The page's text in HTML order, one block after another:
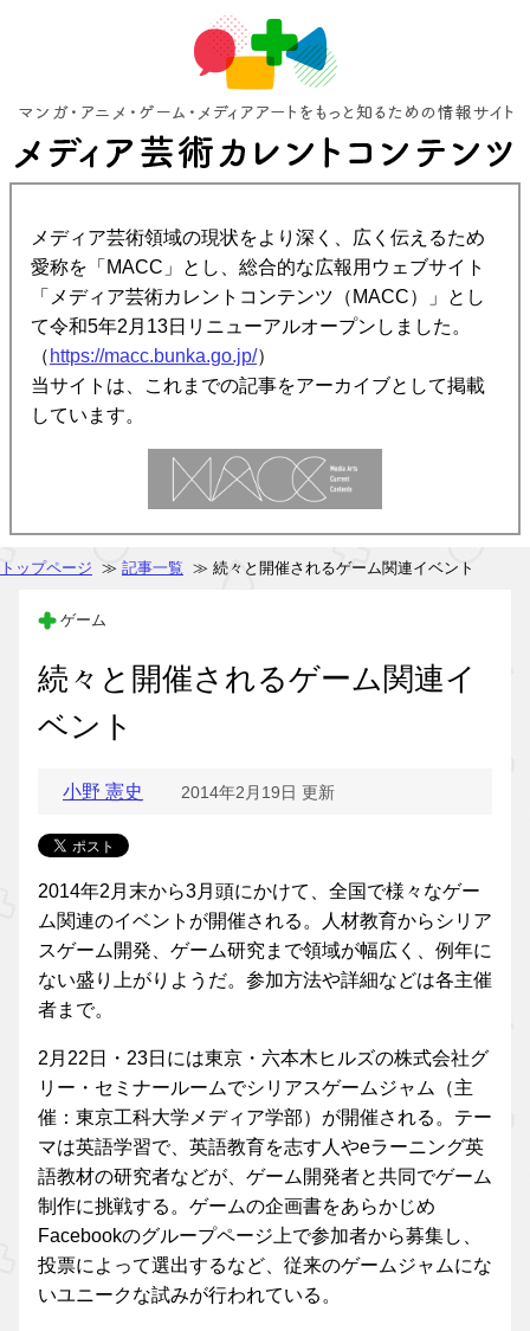
メディア芸術領域の現状をより深く、広く伝えるため
愛称を「MACC」とし、総合的な広報用ウェブサイト
「メディア芸術カレントコンテンツ（MACC）」とし
て令和5年2月13日リニューアルオープンしました。
（ https://macc.bunka.go.jp/）
当サイトは、これまでの記事をアーカイブとして掲載
しています。
トップページ ≫ 記事一覧 ≫ 続々と開催されるゲーム関連イベント
ゲーム
続々と開催されるゲーム関連イ
ベント
小野 憲史 2014年2月19日 更新
2014年2月末から3月頭にかけて、全国で様々なゲー
ム関連のイベントが開催される。人材教育からシリア
スゲーム開発、ゲーム研究まで領域が幅広く、例年に
ない盛り上がりようだ。参加方法や詳細などは各主催
者まで。
2月22日・23日には東京・六本木ヒルズの株式会社グ
リー・セミナールームでシリアスゲームジャム（主
催：東京工科大学メディア学部）が開催される。テー
マは英語学習で、英語教育を志す人やeラーニング英
語教材の研究者などが、ゲーム開発者と共同でゲーム
制作に挑戦する。ゲームの企画書をあらかじめ
Facebookのグループページ上で参加者から募集し、
投票によって選出するなど、従来のゲームジャムにな
いユニークな試みが行われている。